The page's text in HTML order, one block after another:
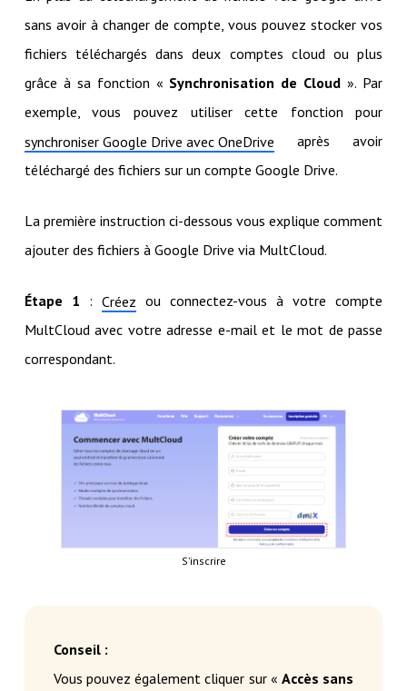
sans avoir à changer de compte, vous pouvez stocker vos
fichiers téléchargés dans deux comptes cloud ou plus
grâce à sa fonction « Synchronisation de Cloud ». Par
exemple, vous pouvez utiliser cette fonction pour
synchroniser Google Drive avec OneDrive après avoir
téléchargé des fichiers sur un compte Google Drive.
La première instruction ci-dessous vous explique comment
ajouter des fichiers à Google Drive via MultCloud.
Étape 1 : Créez ou connectez-vous à votre compte
MultCloud avec votre adresse e-mail et le mot de passe
correspondant.
S’inscrire
Conseil :
Vous pouvez également cliquer sur « Accès sans